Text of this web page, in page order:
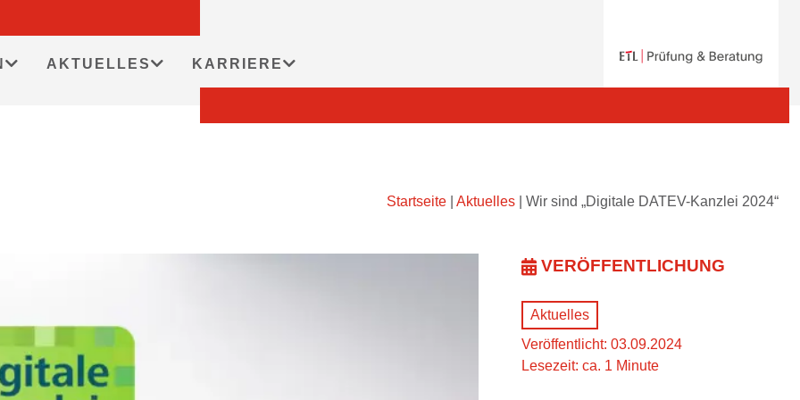
AKTUELLES KARRIERE
Startseite Aktuelles Wir sind „Digitale DATEV-Kanzlei 2024“
VERÖFFENTLICHUNG
Aktuelles
Veröffentlicht: 03.09.2024
Lesezeit: ca. 1 Minute